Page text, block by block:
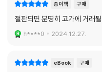
로 오랜 앙숙 관계인 기독교와 이
은 뿌리에서 갈라진 형제 종교이
역사를 쓰게 되었을까? 신을 향
뚜렷한 차이가 있음에 주목한다.
종이책 구매
절판되면 분명히 고가에 거래
h****0 2024.12.27.
eBook 구매